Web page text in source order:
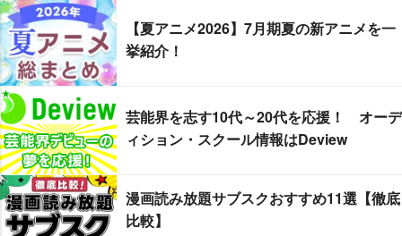
【夏アニメ2026】7月期夏の新アニメを一
挙紹介！
芸能界を志す10代～20代を応援！ オーデ
ィション・スクール情報はDeview
漫画読み放題サブスクおすすめ11選【徹底
比較】